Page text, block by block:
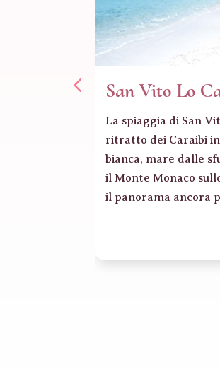
San Vito Lo
La spiaggia di San
ritratto dei Caraibi in
bianca, mare dalle
il Monte Monaco
il panorama ancora